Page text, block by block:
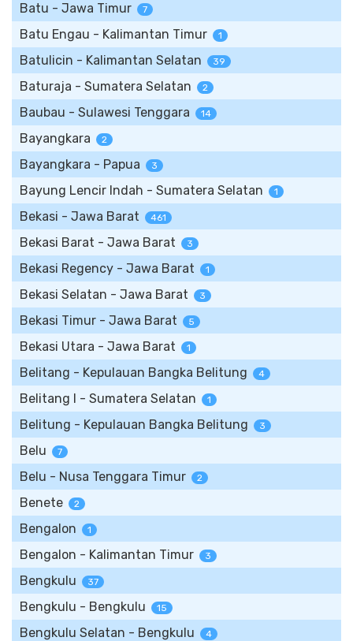
Batu - Jawa Timur 7
Batu Engau - Kalimantan Timur 1
Batulicin - Kalimantan Selatan 39
Baturaja - Sumatera Selatan 2
Baubau - Sulawesi Tenggara 14
Bayangkara 2
Bayangkara - Papua 3
Bayung Lencir Indah - Sumatera Selatan 1
Bekasi - Jawa Barat 461
Bekasi Barat - Jawa Barat 3
Bekasi Regency - Jawa Barat 1
Bekasi Selatan - Jawa Barat 3
Bekasi Timur - Jawa Barat 5
Bekasi Utara - Jawa Barat 1
Belitang - Kepulauan Bangka Belitung 4
Belitang I - Sumatera Selatan 1
Belitung - Kepulauan Bangka Belitung 3
Belu 7
Belu - Nusa Tenggara Timur 2
Benete 2
Bengalon 1
Bengalon - Kalimantan Timur 3
Bengkulu 37
Bengkulu - Bengkulu 15
Bengkulu Selatan - Bengkulu 4